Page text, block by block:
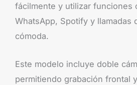
fácilmente y utilizar funciones
WhatsApp, Spotify y llamadas
cómoda.
Este modelo incluye doble
permitiendo grabación frontal